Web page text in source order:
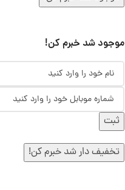
موجود شد خبرم کن!
ثبت
تخفیف دار شد خبرم کن!